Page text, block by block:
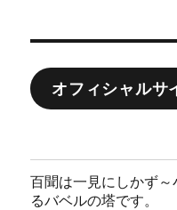
オフィシャルサ
百聞は一見にしかず
るバベルの塔です。